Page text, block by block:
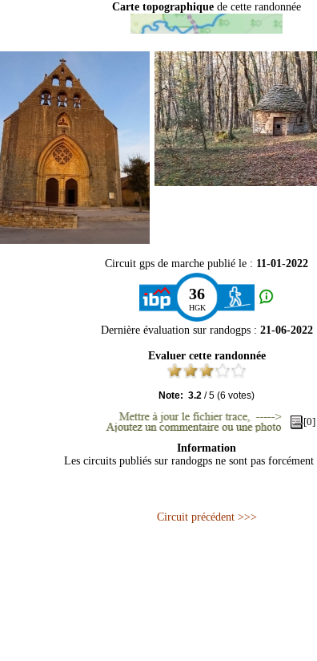
Carte topographique de cette randonnée
Circuit gps de marche publié le : 11-01-2022
36
HGK
Dernière évaluation sur randogps : 21-06-2022
Evaluer cette randonnée
Note: 3.2 /5 (6 votes)
[0]
Information
Les circuits publiés sur randogps ne sont pas forcément
Circuit précédent >>>